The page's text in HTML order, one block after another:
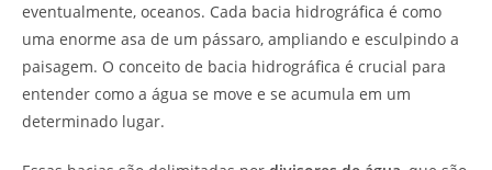
eventualmente, oceanos. Cada bacia hidrográfica é como
uma enorme asa de um pássaro, ampliando e esculpindo a
paisagem. O conceito de bacia hidrográfica é crucial para
entender como a água se move e se acumula em um
determinado lugar.